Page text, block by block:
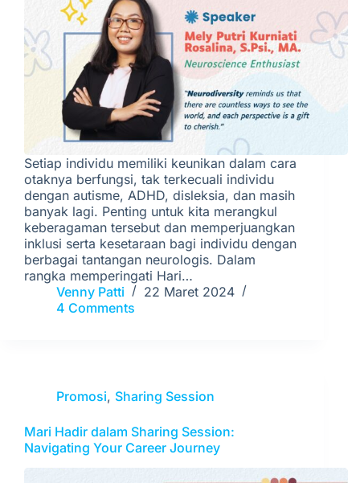
Setiap individu memiliki keunikan dalam cara
otaknya berfungsi, tak terkecuali individu
dengan autisme, ADHD, disleksia, dan masih
banyak lagi. Penting untuk kita merangkul
keberagaman tersebut dan memperjuangkan
inklusi serta kesetaraan bagi individu dengan
berbagai tantangan neurologis. Dalam
rangka memperingati Hari…
Venny Patti
22 Maret 2024
4 Comments
Promosi, Sharing Session
Mari Hadir dalam Sharing Session:
Navigating Your Career Journey